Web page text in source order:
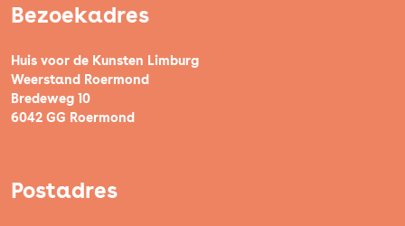
Bezoekadres
Huis voor de Kunsten Limburg
Weerstand Roermond
Bredeweg 10
6042 GG Roermond
Postadres